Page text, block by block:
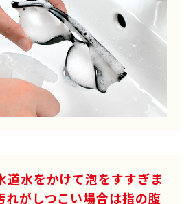
道水をかけて泡をすすぎま
れがしつこい場合は指の腹